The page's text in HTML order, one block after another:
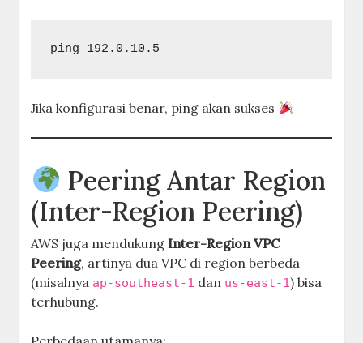
Jika konfigurasi benar, ping akan sukses
Peering Antar Region
(Inter-Region Peering)
AWS juga mendukungInter-Region VPC
Peering, artinya dua VPC di region berbeda
(misalnya ap-southeast-1 dan us-east-1) bisa
terhubung.